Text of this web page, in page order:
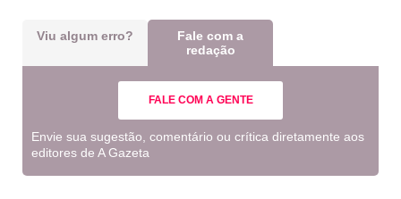
Viu algum erro?
Fale com a
redação
FALE COM A GENTE
Envie sua sugestão, comentário ou crítica diretamente aos
editores de A Gazeta